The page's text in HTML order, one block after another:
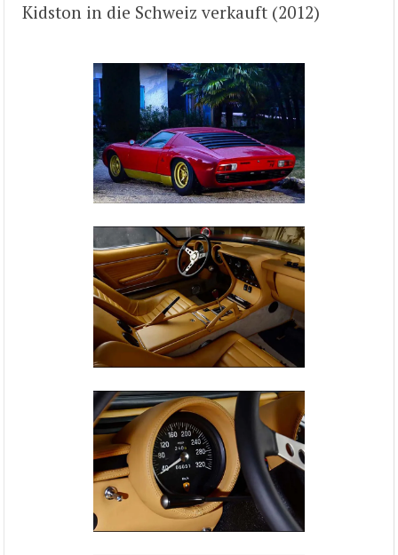
Kidston in die Schweiz verkauft (2012)